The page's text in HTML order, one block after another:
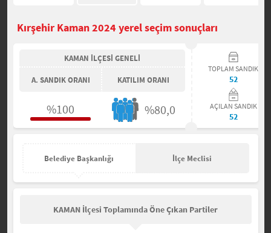
Kırşehir Kaman 2024 yerel seçim sonuçları
KAMAN İLÇESİ GENELİ
A. SANDIK ORANI KATILIM ORANI
%100 %80,0
TOPLAM SANDIK
52
AÇILAN SANDIK
52
Belediye Başkanlığı İlçe Meclisi
KAMAN İlçesi Toplamında Öne Çıkan Partiler